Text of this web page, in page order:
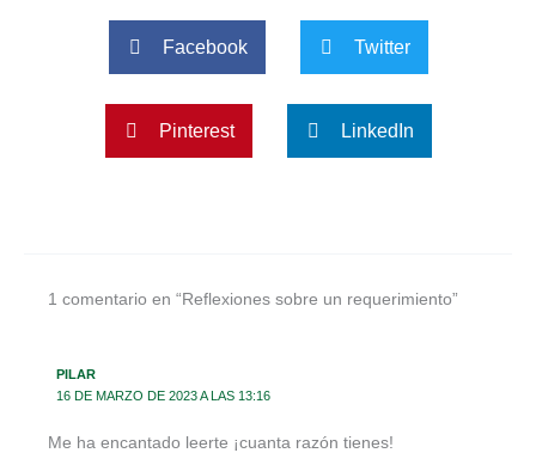
Facebook Twitter
Pinterest LinkedIn
1 comentario en “Reflexiones sobre un requerimiento”
PILAR
16 DE MARZO DE 2023 A LAS 13:16
Me ha encantado leerte ¡cuanta razón tienes!